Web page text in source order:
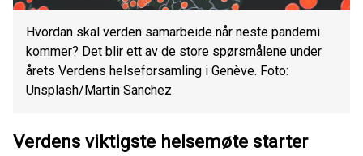
Hvordan skal verden samarbeide når neste pandemi
kommer? Det blir ett av de store spørsmålene under
årets Verdens helseforsamling i Genève. Foto:
Unsplash/Martin Sanchez
Verdens viktigste helsemøte starter